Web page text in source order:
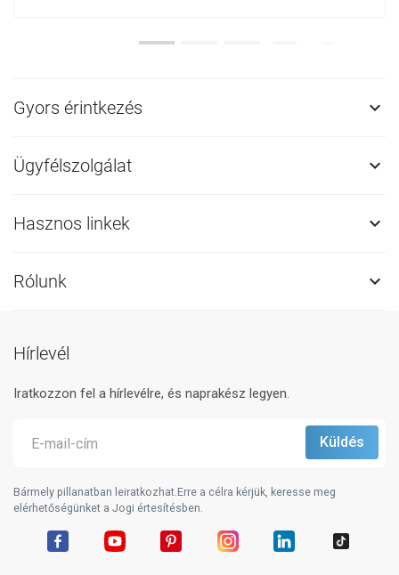
Gyors érintkezés 
Ügyfélszolgálat 
Hasznos linkek 
Rólunk 
Hírlevél
Iratkozzon fel a hírlevélre, és naprakész legyen.
Bármely pillanatban leiratkozhat.Erre a célra kérjük, keresse meg
elérhetőségünket a Jogi értesítésben.